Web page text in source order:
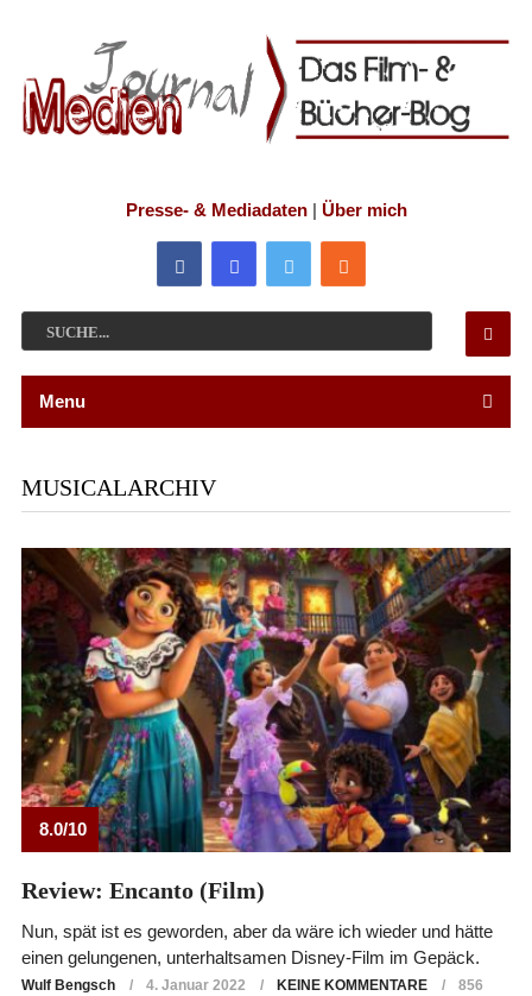
Presse- & Mediadaten| Über mich
Menu
MUSICALARCHIV
8.0/10
Review: Encanto (Film)
Nun, spät ist es geworden, aber da wäre ich wieder und hätte
einen gelungenen, unterhaltsamen Disney-Film im Gepäck.
Wulf Bengsch 4. Januar 2022 KEINE KOMMENTARE
856